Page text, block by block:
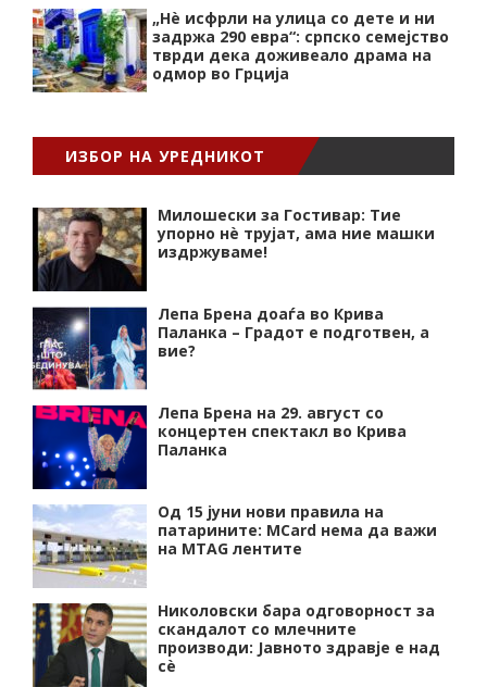
„Нѐ исфрли на улица со дете и ни
задржа 290 евра“: српско семејство
тврди дека доживеало драма на
одмор во Грција
ИЗБОР НА УРЕДНИКОТ
Милошески за Гостивар: Тие
упорно нѐ трујат, ама ние машки
издржуваме!
Лепа Брена доаѓа во Крива
Паланка – Градот е подготвен, а
вие?
Лепа Брена на 29. август со
концертен спектакл во Крива
Паланка
Од 15 јуни нови правила на
патарините: MCard нема да важи
на MTAG лентите
Николовски бара одговорност за
скандалот со млечните
производи: Јавното здравје е над
сѐ